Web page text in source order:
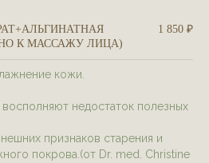
К МАССАЖУ ЛИЦА)
1 850 ₽
кожи.
недостаток полезных
признаков старения и
покрова.(от Dr. med. Christine